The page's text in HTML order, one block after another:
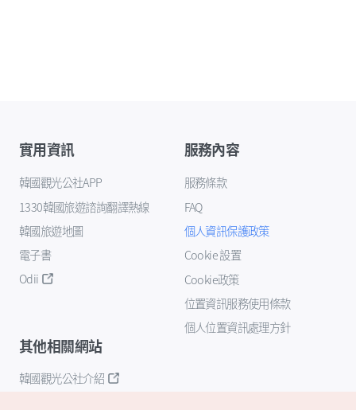
實用資訊
韓國觀光公社APP
1330韓國旅遊諮詢翻譯熱線
韓國旅遊地圖
電子書
Odii
服務內容
服務條款
FAQ
個人資訊保護政策
Cookie 設置
Cookie政策
位置資訊服務使用條款
個人位置資訊處理方針
其他相關網站
韓國觀光公社介紹